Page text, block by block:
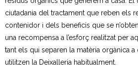
Residus industrials
- La gestió dels residus
- Gestió de les recollides
ciutadania del tractament que reben els
contenidor i dels beneficis que se
una recompensa a l’esforç realitzat per
tant els qui separen la matèria orgànica
utilitzen la Deixalleria habitualment.